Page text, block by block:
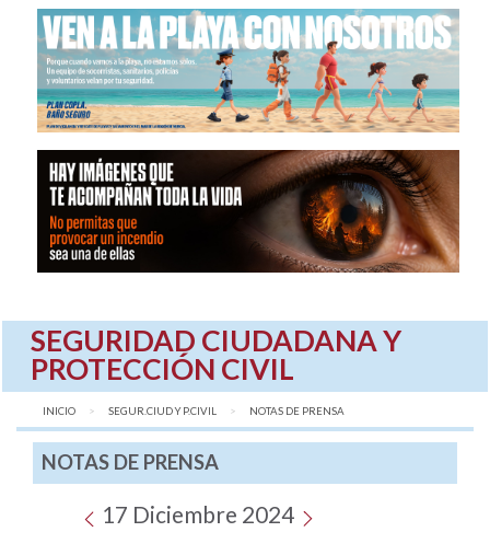
SEGURIDAD CIUDADANA Y
PROTECCIÓN CIVIL
INICIO SEGUR.CIUD Y P.CIVIL AQUÍ:
NOTAS DE PRENSA
NOTAS DE PRENSA
17 Diciembre 2024